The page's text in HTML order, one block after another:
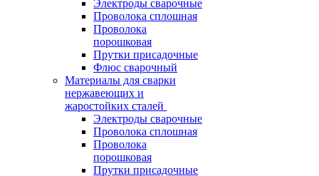
Электроды сварочные
Проволока сплошная
Проволока
порошковая
Прутки присадочные
Флюс сварочный
Материалы для сварки
нержавеющих и
жаростойких сталей
Электроды сварочные
Проволока сплошная
Проволока
порошковая
Прутки присадочные